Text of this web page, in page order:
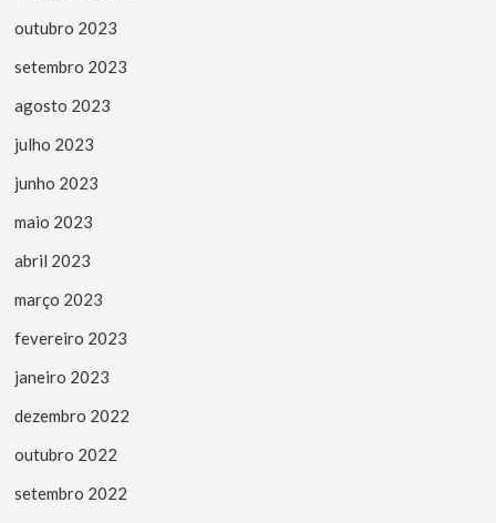
outubro 2023
setembro 2023
agosto 2023
julho 2023
junho 2023
maio 2023
abril 2023
março 2023
fevereiro 2023
janeiro 2023
dezembro 2022
outubro 2022
setembro 2022